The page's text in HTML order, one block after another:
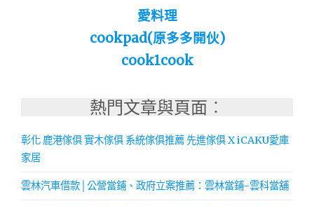
愛料理
cookpad(原多多開伙)
cook1cook
熱門文章與頁面︰
彰化 鹿港傢俱 實木傢俱 系統傢俱推薦 先進傢俱 X iCAKU愛庫
家居
雲林汽車借款│公營當鋪、政府立案推薦：雲林當鋪-雲科當舖